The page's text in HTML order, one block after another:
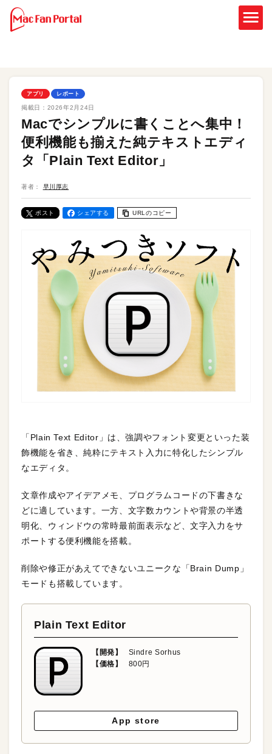
アプリ レポート
掲載日： 2026年2月24日
Macでシンプルに書くことへ集中！
便利機能も揃えた純テキストエディ
タ「Plain Text Editor」
著者： 早川厚志
ポスト シェアする URLのコピー
「Plain Text Editor」は、強調やフォント変更といった装
飾機能を省き、純粋にテキスト入力に特化したシンプル
なエディタ。
文章作成やアイデアメモ、プログラムコードの下書きな
どに適しています。一方、文字数カウントや背景の半透
明化、ウィンドウの常時最前面表示など、文字入力をサ
ポートする便利機能を搭載。
削除や修正があえてできないユニークな「Brain Dump」
モードも搭載しています。
Plain Text Editor
【開発】
Sindre Sorhus
【価格】
800円
App store